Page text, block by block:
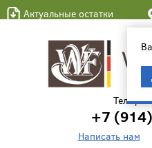
Актуальные остатки
+7
Написать нам